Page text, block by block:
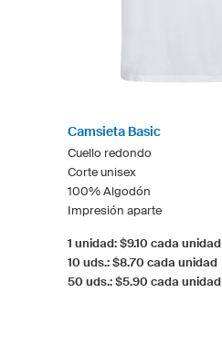
Camsieta Basic
Cuello redondo
Corte unisex
100% Algodón
Impresión aparte
1 unidad: $9.10 cada unidad
10 uds.: $8.70 cada unidad
50 uds.: $5.90 cada unidad